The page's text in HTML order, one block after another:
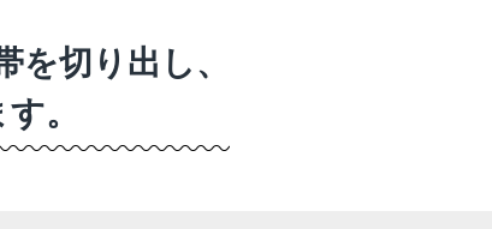
切り出し、
。